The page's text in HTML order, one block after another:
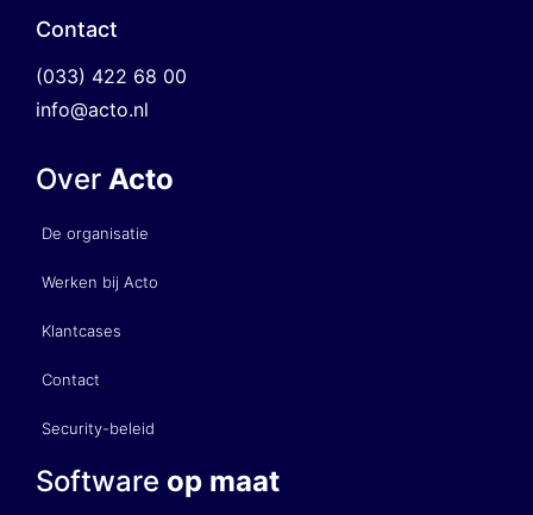
Contact
(033) 422 68 00
info@acto.nl
Over Acto
De organisatie
Werken bij Acto
Klantcases
Contact
Security-beleid
Software op maat